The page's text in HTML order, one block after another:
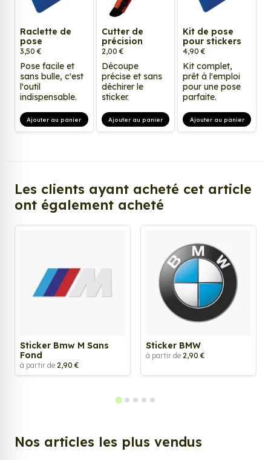
Raclette de
pose
3,50 €
Pose facile et
sans bulle, c'est
l'outil
indispensable.
Ajouter au panier
Cutter de
précision
2,00 €
Découpe
précise et sans
déchirer le
sticker.
Ajouter au panier
Kit de pose
pour stickers
4,90 €
Kit complet,
prêt à l'emploi
pour une pose
parfaite.
Ajouter au panier
Les clients ayant acheté cet article
ont également acheté
Sticker Bmw M Sans
Fond
à partir de 2,90 €
Sticker BMW
à partir de 2,90 €
Nos articles les plus vendus